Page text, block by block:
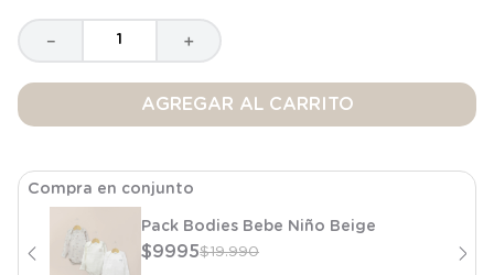
＋
－
AGREGAR AL CARRITO
Compra en conjunto
Pack Bodies Bebe Niño Beige
$9995$19.990